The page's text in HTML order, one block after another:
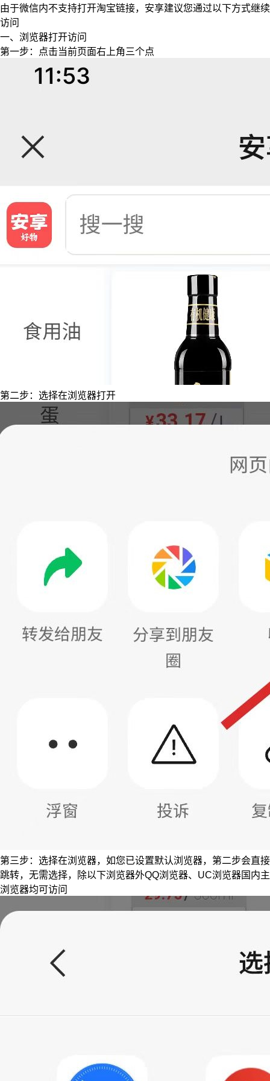
由于微信内不支持打开淘宝链接，安享建议您通过以下方式继续
访问
一、浏览器打开访问
第一步：点击当前页面右上角三个点
第二步：选择在浏览器打开
第三步：选择在浏览器，如您已设置默认浏览器，第二步会直接
跳转，无需选择，除以下浏览器外QQ浏览器、UC浏览器国内主
浏览器均可访问